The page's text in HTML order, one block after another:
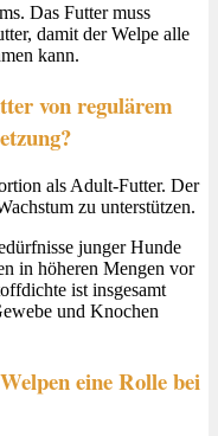
Das Futter muss
damit der Welpe alle
kann.
von regulärem
als Adult-Futter. Der
zu unterstützen.
junger Hunde
in höheren Mengen vor
ist insgesamt
und Knochen
eine Rolle bei